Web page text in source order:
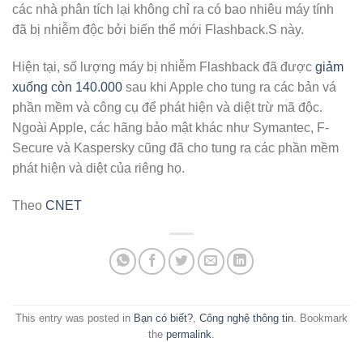
các nhà phân tích lại không chỉ ra có bao nhiêu máy tính
đã bị nhiễm độc bởi biến thể mới Flashback.S này.
Hiện tại, số lượng máy bị nhiễm Flashback đã được giảm
xuống còn 140.000 sau khi Apple cho tung ra các bản vá
phần mềm và công cụ để phát hiện và diệt trừ mã độc.
Ngoài Apple, các hãng bảo mật khác như Symantec, F-
Secure và Kaspersky cũng đã cho tung ra các phần mềm
phát hiện và diệt của riêng họ.
Theo CNET
This entry was posted in Bạn có biết?, Công nghệ thông tin. Bookmark
the permalink.